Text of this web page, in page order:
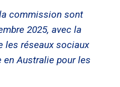
commission sont
2025, avec la
les réseaux sociaux
en Australie pour les